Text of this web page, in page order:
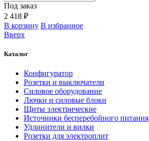
Под заказ
2 418 ₽
В корзину В избранное
Вверх
Каталог
Конфигуратор
Розетки и выключатели
Силовое оборудование
Лючки и силовые блоки
Щиты электрические
Источники бесперебойного питания
Удлинители и вилки
Розетки для электроплит